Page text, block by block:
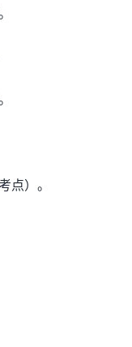
点）。